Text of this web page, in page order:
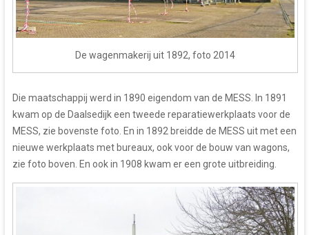
De wagenmakerij uit 1892, foto 2014
Die maatschappij werd in 1890 eigendom van de MESS. In 1891
kwam op de Daalsedijk een tweede reparatiewerkplaats voor de
MESS, zie bovenste foto. En in 1892 breidde de MESS uit met een
nieuwe werkplaats met bureaux, ook voor de bouw van wagons,
zie foto boven. En ook in 1908 kwam er een grote uitbreiding.